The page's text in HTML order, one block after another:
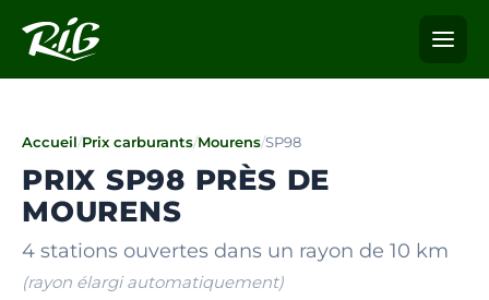
Accueil/Prix carburants/Mourens/SP98
PRIX SP98 PRÈS DE
MOURENS
4 stations ouvertes dans un rayon de 10 km
(rayon élargi automatiquement)